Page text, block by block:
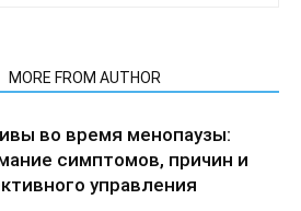
MORE FROM AUTHOR
во время менопаузы:
симптомов, причин и
управления